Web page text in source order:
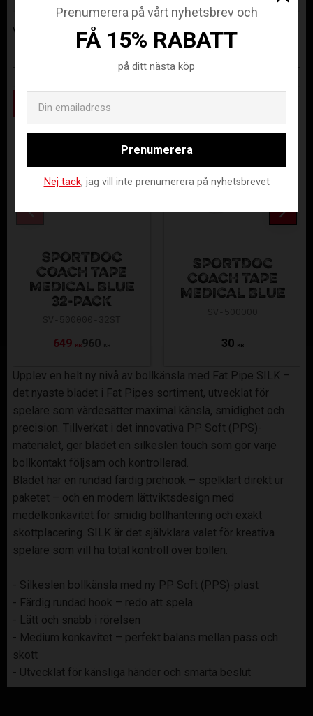
Visa alla produkter från Fat Pipe
ANDRA KÖPTE ÄVEN
%
SPORTDOC
COACH TAPE
MEDICAL BLUE
32-PACK
649 KR960 KR
%
SPORTDOC
COACH TAPE
MEDICAL BLUE
30 KR
Upplev en helt ny nivå av bollkänsla med Fat Pipe SILK –
det nyaste bladet i Fat Pipes sortiment, utvecklat för
spelare som värdesätter maximal känsla, smidighet och
precision. Tillverkat i det innovativa PP Soft (PPS)-
materialet, ger bladet en silkeslen touch som gör varje
bollkontakt följsam och kontrollerad.
Bladet har en rundad färdig prehook – spelklart direkt ur
paketet – och en modern lättviktsdesign med
medelkonkavitet för smidig bollhantering och exakt
skottplacering. SILK är det självklara valet för kreativa
spelare som vill ha total kontroll över bollen.
- Silkeslen bollkänsla med ny PP Soft (PPS)-plast
- Färdig rundad hook – redo att spela
- Lätt och snabb i rörelsen
- Medium konkavitet – perfekt balans mellan pass och
skott
- Utvecklat för känsliga händer och smarta beslut
Prenumerera på vårt nyhetsbrev och
FÅ 15% RABATT
på ditt nästa köp
Prenumerera
Nej tack, jag vill inte prenumerera på nyhetsbrevet